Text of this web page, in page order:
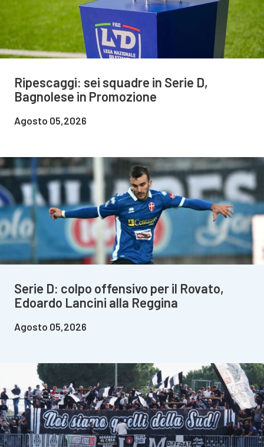
Ripescaggi: sei squadre in Serie D,
Bagnolese in Promozione
Agosto 05,2026
Serie D: colpo offensivo per il Rovato,
Edoardo Lancini alla Reggina
Agosto 05,2026